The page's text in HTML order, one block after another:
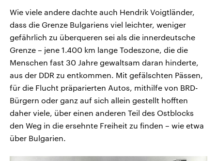
Wie viele andere dachte auch Hendrik Voigtländer,
dass die Grenze Bulgariens viel leichter, weniger
gefährlich zu überqueren sei als die innerdeutsche
Grenze – jene 1.400 km lange Todeszone, die die
Menschen fast 30 Jahre gewaltsam daran hinderte,
aus der DDR zu entkommen. Mit gefälschten Pässen,
für die Flucht präparierten Autos, mithilfe von BRD-
Bürgern oder ganz auf sich allein gestellt hofften
daher viele, über einen anderen Teil des Ostblocks
den Weg in die ersehnte Freiheit zu finden – wie etwa
über Bulgarien.